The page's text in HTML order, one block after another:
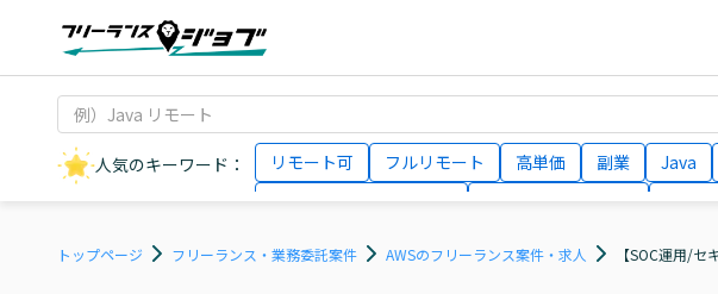
人気のキーワード： リモート可 フルリモート 高単価 副業 Java
AIエンジニア
月収100万円 業務委託
トップページ フリーランス・業務委託案件 AWSのフリーランス案件・求人 【SOC運用/